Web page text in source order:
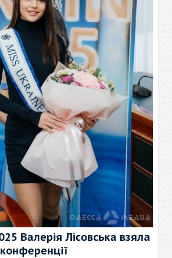
Валерія Лісовська взяла